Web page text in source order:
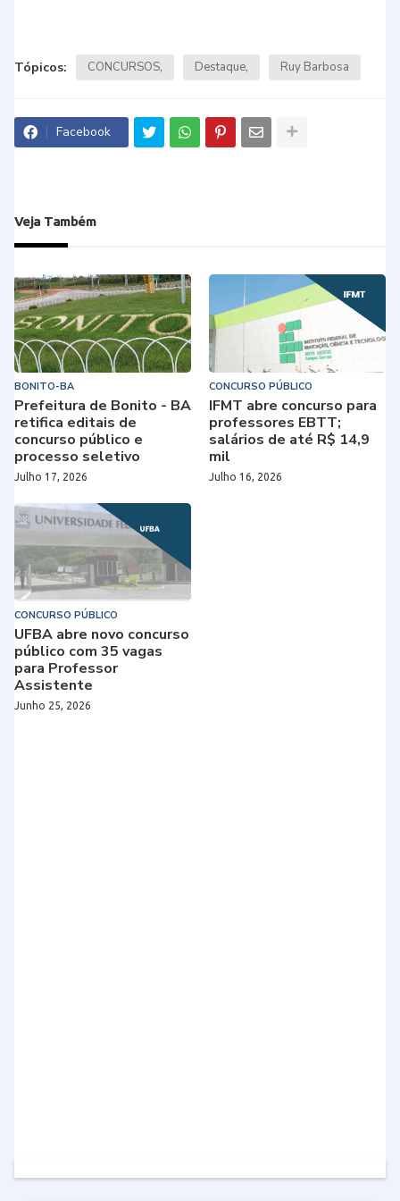
Tópicos: CONCURSOS Destaque Ruy Barbosa
Facebook
Veja Também
BONITO-BA
Prefeitura de Bonito - BA
retifica editais de
concurso público e
processo seletivo
Julho 17, 2026
CONCURSO PÚBLICO
IFMT abre concurso para
professores EBTT;
salários de até R$ 14,9
mil
Julho 16, 2026
CONCURSO PÚBLICO
UFBA abre novo concurso
público com 35 vagas
para Professor
Assistente
Junho 25, 2026